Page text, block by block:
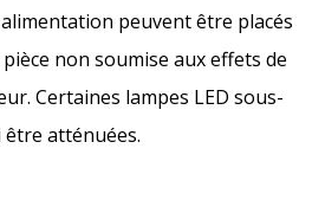
peuvent être placés
non soumise aux effets de
Certaines lampes LED sous-
atténuées.